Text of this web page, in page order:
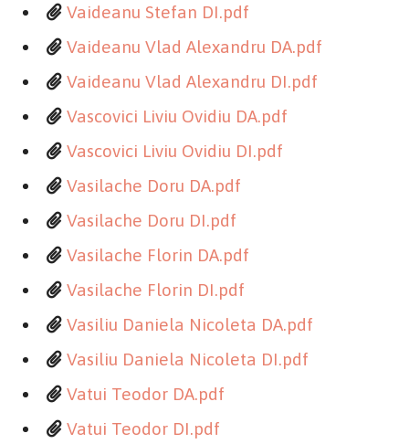
Vaideanu Stefan DI.pdf
Vaideanu Vlad Alexandru DA.pdf
Vaideanu Vlad Alexandru DI.pdf
Vascovici Liviu Ovidiu DA.pdf
Vascovici Liviu Ovidiu DI.pdf
Vasilache Doru DA.pdf
Vasilache Doru DI.pdf
Vasilache Florin DA.pdf
Vasilache Florin DI.pdf
Vasiliu Daniela Nicoleta DA.pdf
Vasiliu Daniela Nicoleta DI.pdf
Vatui Teodor DA.pdf
Vatui Teodor DI.pdf